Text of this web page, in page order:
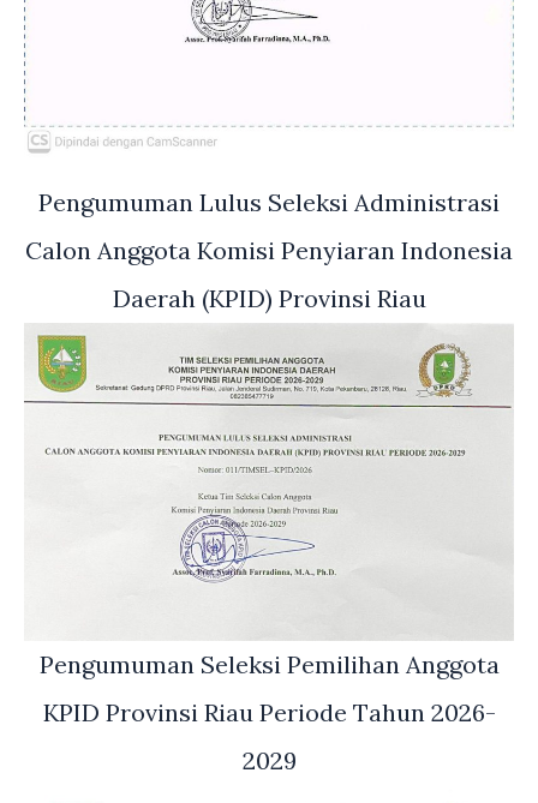
Pengumuman Lulus Seleksi Administrasi
Calon Anggota Komisi Penyiaran Indonesia
Daerah (KPID) Provinsi Riau
Pengumuman Seleksi Pemilihan Anggota
KPID Provinsi Riau Periode Tahun 2026-
2029